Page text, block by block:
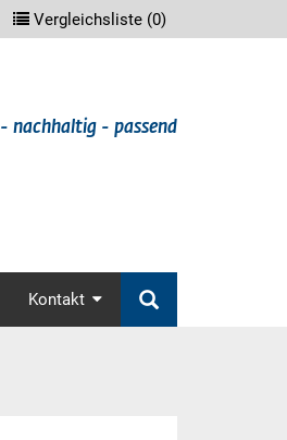
Vergleichsliste (0)
nachhaltig - passend
Kontakt